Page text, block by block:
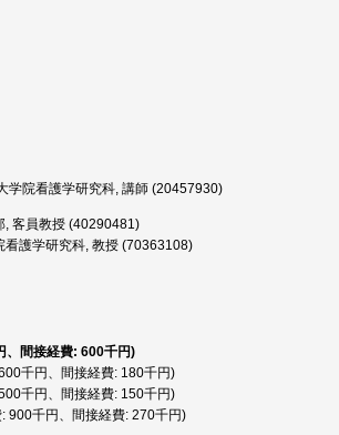
学院看護学研究科, 講師 (20457930)
, 客員教授 (40290481)
看護学研究科, 教授 (70363108)
、間接経費: 600千円)
千円、間接経費: 180千円)
千円、間接経費: 150千円)
900千円、間接経費: 270千円)